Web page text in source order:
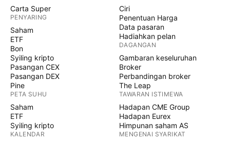
Carta Super
PENYARING
Saham
ETF
Bon
Syiling kripto
Pasangan CEX
Pasangan DEX
Pine
PETA SUHU
Saham
ETF
Syiling kripto
KALENDAR
Ciri
Penentuan Harga
Data pasaran
Hadiahkan pelan
DAGANGAN
Gambaran keseluruhan
Broker
Perbandingan broker
The Leap
TAWARAN ISTIMEWA
Hadapan CME Group
Hadapan Eurex
Himpunan saham AS
MENGENAI SYARIKAT